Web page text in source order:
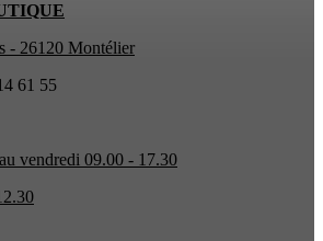
- 26120 Montélier
61 55
vendredi 09.00 - 17.30